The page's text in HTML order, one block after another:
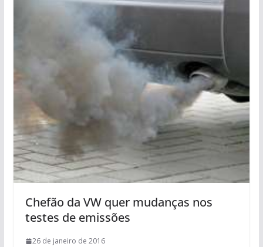
Chefão da VW quer mudanças nos
testes de emissões
26 de janeiro de 2016